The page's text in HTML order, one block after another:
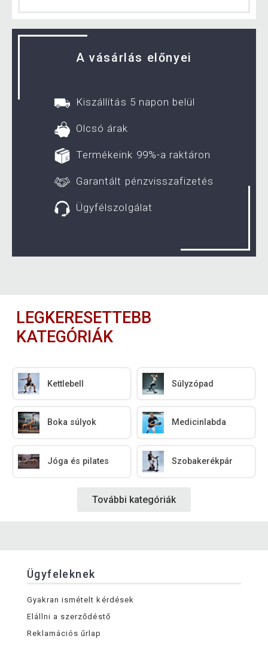
A vásárlás előnyei
Kiszállítás 5 napon belül
Olcsó árak
Termékeink 99%-a raktáron
Garantált pénzvisszafizetés
Ügyfélszolgálat
LEGKERESETTEBB
KATEGÓRIÁK
Kettlebell Súlyzópad
Boka súlyok Medicinlabda
Jóga és pilates Szobakerékpár
További kategóriák
Ügyfeleknek
Gyakran ismételt kérdések
Elállni a szerződéstő
Reklamációs űrlap